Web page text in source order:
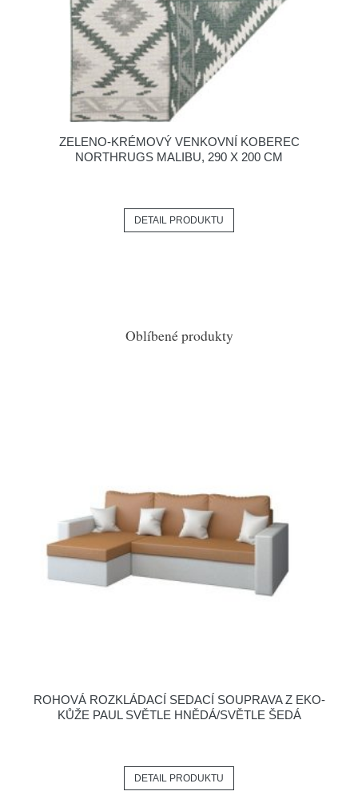
ZELENO-KRÉMOVÝ VENKOVNÍ KOBEREC
NORTHRUGS MALIBU, 290 X 200 CM
DETAIL PRODUKTU
Oblíbené produkty
ROHOVÁ ROZKLÁDACÍ SEDACÍ SOUPRAVA Z EKO-
KŮŽE PAUL SVĚTLE HNĚDÁ/SVĚTLE ŠEDÁ
DETAIL PRODUKTU